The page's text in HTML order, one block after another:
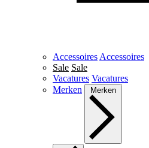
Accessoires Accessoires
Sale Sale
Vacatures Vacatures
Merken
Merken